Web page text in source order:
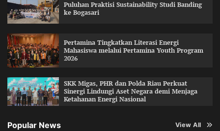
Puluhan Praktisi Sustainability Studi Banding
ke Bogasari
Pertamina Tingkatkan Literasi Energi
Mahasiswa melalui Pertamina Youth Program
2026
SKK Migas, PHR dan Polda Riau Perkuat
Sinergi Lindungi Aset Negara demi Menjaga
Ketahanan Energi Nasional
Popular News View All